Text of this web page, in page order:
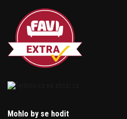
Mohlo by se hodit